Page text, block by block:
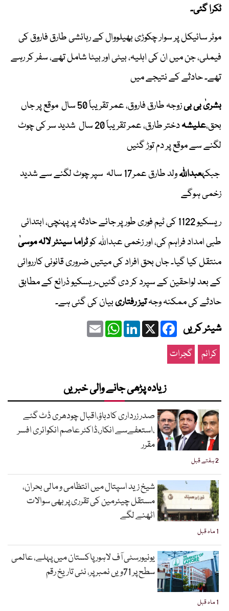
ٹکرا گئی۔
موٹر سائیکل پر سوار چکوڑی بھیلووال کے رہائشی طارق فاروق کی
فیملی، جن میں ان کی اہلیہ، بیٹی اور بیٹا شامل تھے، سفر کر رہے
تھے۔ حادثے کے نتیجے میں
بشریٰ بی بی
زوجہ طارق فاروق، عمر تقریباً 50 سال موقع پر جاں
بحق،علیشہ
دختر طارق، عمر تقریباً 20 سال شدید سر کی چوٹ
لگنے سے موقع پر دم توڑ گئیں
جبکہعبداللہ
ولد طارق عمر17 سالہ سپر چوٹ لگنے سے شدید
زخمی ہوگے
ریسکیو 1122 کی ٹیم فوری طور پر جائے حادثہ پر پہنچی، ابتدائی
طبی امداد فراہم کی، اور زخمی عبداللہ کوٹراما سینٹر لالہ موسیٰ
منتقل کیا گیا۔ جاں بحق افراد کی میتیں ضروری قانونی کارروائی
کے بعد لواحقین کے سپرد کر دی گئیں۔ریسکیو ذرائع کے مطابق
حادثے کی ممکنہ وجہتیز رفتاریبیان کی گئی ہے۔
شیئر کریں Facebook
X
LinkedIn
WhatsApp
Email
کرائم گجرات
زیادہ پڑھی جانے والی خبریں
2 ہفتے قبل
صدر زرداری کادباؤ،اقبال چودھری ڈٹ گئے
،استعفےسے انکار،ڈاکٹر عاصم انکوائری افسر
مقرر
1 ماہ قبل
شیخ زید اسپتال میں انتظامی و مالی بحران،
مستقل چیئرمین کی تقرری پر بھی سوالات
اٹھنے لگے
1 ماہ قبل
یونیورسٹی آف لاہور پاکستان میں پہلے، عالمی
سطح پر 71ویں نمبر پر، نئی تاریخ رقم